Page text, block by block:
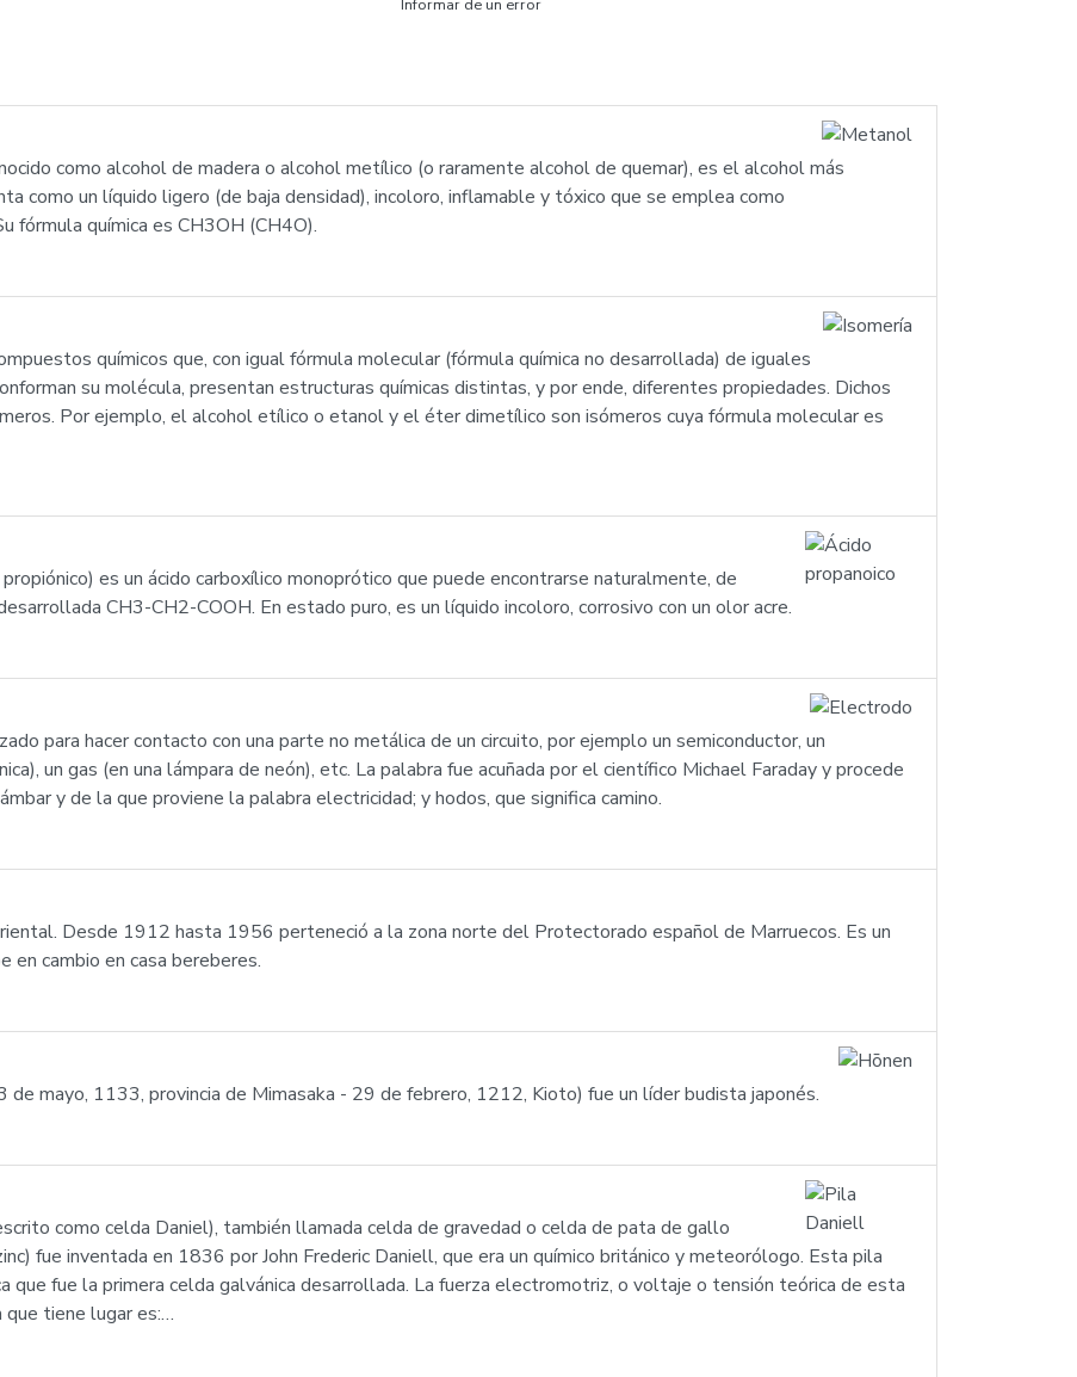
Informar de un error
como alcohol de madera o alcohol metílico (o raramente alcohol de quemar), es el alcohol más
como un líquido ligero (de baja densidad), incoloro, inflamable y tóxico que se emplea como
fórmula química es CH3OH (CH4O).
químicos que, con igual fórmula molecular (fórmula química no desarrollada) de iguales
su molécula, presentan estructuras químicas distintas, y por ende, diferentes propiedades. Dichos
Por ejemplo, el alcohol etílico o etanol y el éter dimetílico son isómeros cuya fórmula molecular es
es un ácido carboxílico monoprótico que puede encontrarse naturalmente, de
CH3-CH2-COOH. En estado puro, es un líquido incoloro, corrosivo con un olor acre.
para hacer contacto con una parte no metálica de un circuito, por ejemplo un semiconductor, un
un gas (en una lámpara de neón), etc. La palabra fue acuñada por el científico Michael Faraday y procede
y de la que proviene la palabra electricidad; y hodos, que significa camino.
Desde 1912 hasta 1956 perteneció a la zona norte del Protectorado español de Marruecos. Es un
en cambio en casa bereberes.
de mayo, 1133, provincia de Mimasaka - 29 de febrero, 1212, Kioto) fue un líder budista japonés.
como celda Daniel), también llamada celda de gravedad o celda de pata de gallo
fue inventada en 1836 por John Frederic Daniell, que era un químico británico y meteorólogo. Esta pila
que fue la primera celda galvánica desarrollada. La fuerza electromotriz, o voltaje o tensión teórica de esta
que tiene lugar es:…